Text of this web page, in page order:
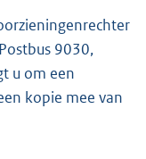
9030,
u om een
kopie mee van